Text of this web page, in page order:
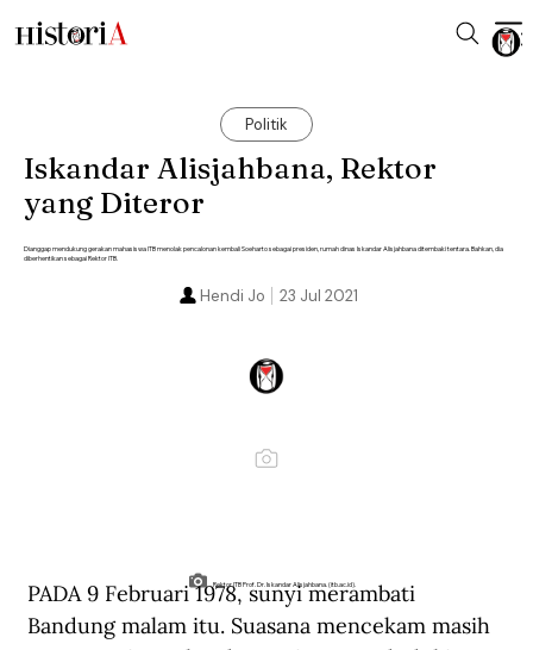
Politik
Iskandar Alisjahbana, Rektor
yang Diteror
Dianggap mendukung gerakan mahasiswa ITB menolak pencalonan kembali Soeharto sebagai presiden, rumah dinas Iskandar Alisjahbana ditembaki tentara. Bahkan, dia
diberhentikan sebagai Rektor ITB.
23 Jul 2021
Hendi Jo
Rektor ITB Prof. Dr. Iskandar Alisjahbana. (itb.ac.id).
PADA 9 Februari 1978, sunyi merambati
Bandung malam itu. Suasana mencekam masih